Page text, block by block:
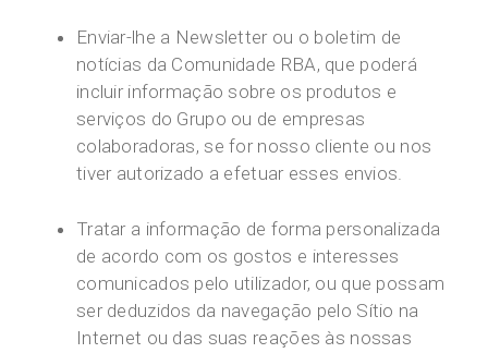
Enviar-lhe a Newsletter ou o boletim de
notícias da Comunidade RBA, que poderá
incluir informação sobre os produtos e
serviços do Grupo ou de empresas
colaboradoras, se for nosso cliente ou nos
tiver autorizado a efetuar esses envios.
Tratar a informação de forma personalizada
de acordo com os gostos e interesses
comunicados pelo utilizador, ou que possam
ser deduzidos da navegação pelo Sítio na
Internet ou das suas reações às nossas